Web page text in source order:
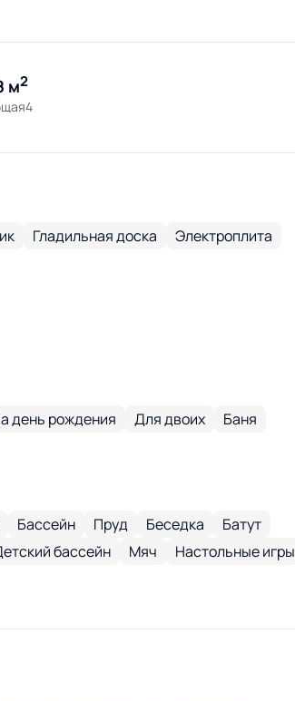
м2
Гладильная доска
Электроплита
день рождения Для двоих
Баня
Бассейн Пруд Беседка
Батут
бассейн Мяч
Настольные игры